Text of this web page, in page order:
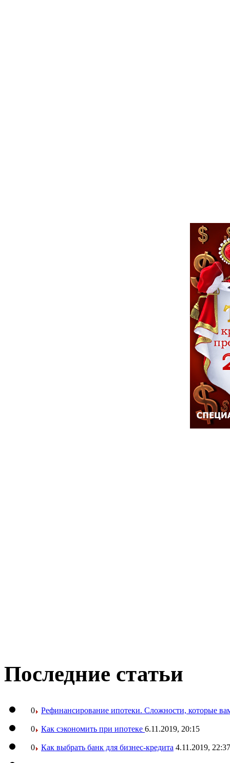
Последние статьи
0 Рефинансирование ипотеки. Сложности, которые
0 Как сэкономить при ипотеке 6.11.2019, 20:15
0 Как выбрать банк для бизнес-кредита 4.11.2019, 22:37